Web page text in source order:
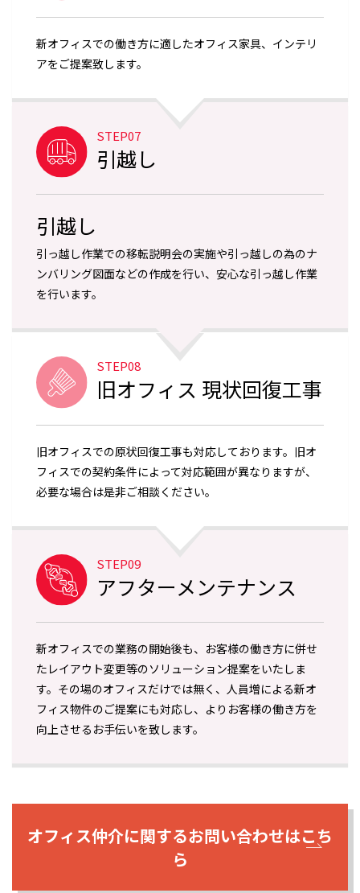
新オフィスでの働き方に適したオフィス家具、インテリ
アをご提案致します。
STEP07
引越し
引越し
引っ越し作業での移転説明会の実施や引っ越しの為のナ
ンバリング図面などの作成を行い、安心な引っ越し作業
を行います。
STEP08
旧オフィス 現状回復工事
旧オフィスでの原状回復工事も対応しております。旧オ
フィスでの契約条件によって対応範囲が異なりますが、
必要な場合は是非ご相談ください。
STEP09
アフターメンテナンス
新オフィスでの業務の開始後も、お客様の働き方に併せ
たレイアウト変更等のソリューション提案をいたしま
す。その場のオフィスだけでは無く、人員増による新オ
フィス物件のご提案にも対応し、よりお客様の働き方を
向上させるお手伝いを致します。
オフィス仲介に関するお問い合わせはこち
ら